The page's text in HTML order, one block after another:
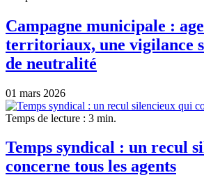
Campagne municipale :
territoriaux, une vigilance
de neutralité
01 mars 2026
Temps de lecture : 3 min.
Temps syndical : un recul
concerne tous les agents